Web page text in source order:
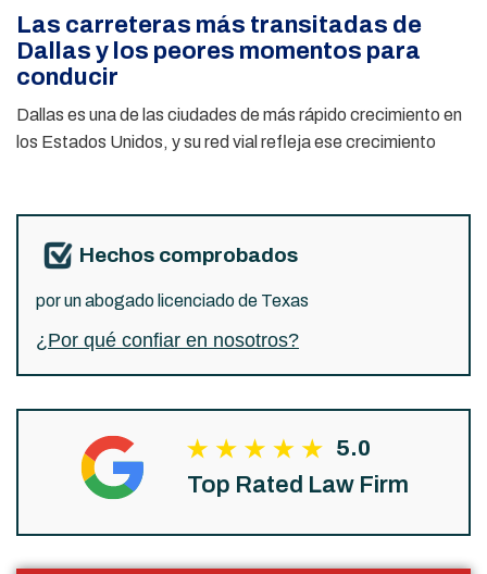
Las carreteras más transitadas de
Dallas y los peores momentos para
conducir
Dallas es una de las ciudades de más rápido crecimiento en
los Estados Unidos, y su red vial refleja ese crecimiento
Hechos comprobados
por un abogado licenciado de Texas
¿Por qué confiar en nosotros?
5.0
Top Rated Law Firm